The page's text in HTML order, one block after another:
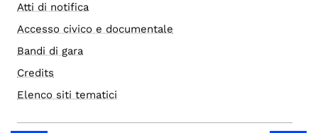
Atti di notifica
Accesso civico e documentale
Bandi di gara
Credits
Elenco siti tematici